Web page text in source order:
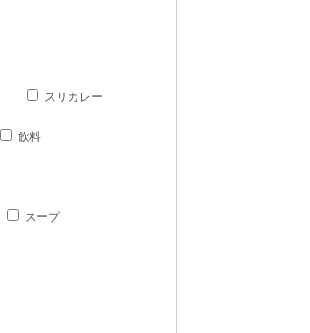
スリカレー
飲料
スープ